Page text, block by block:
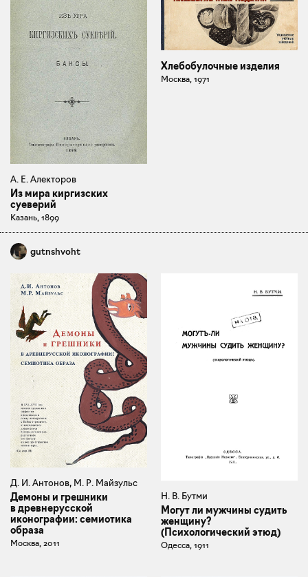
А. Е. Алекторов
Из мира киргизских
суеверий
Казань, 1899
Хлебобулочные изделия
Москва, 1971
gutnshvoht
Д. И. Антонов, М. Р. Майзульс
Демоны и грешники
в древнерусской
иконографии: семиотика
образа
Москва, 2011
Н. В. Бутми
Могут ли мужчины судить
женщину?
(Психологический этюд)
Одесса, 1911